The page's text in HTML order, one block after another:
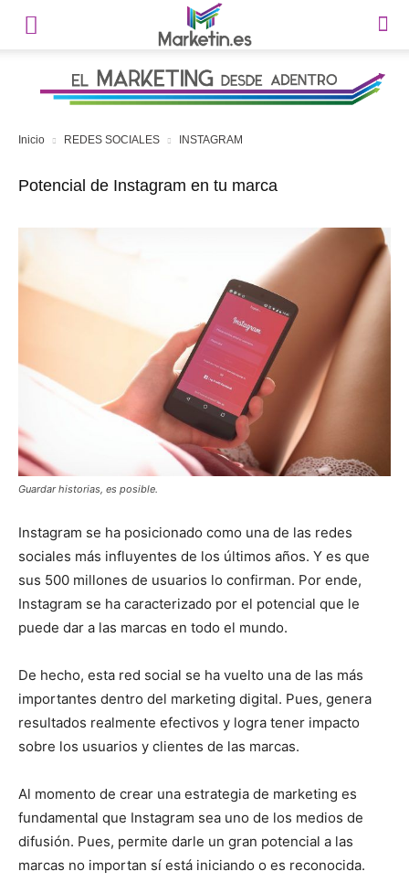
Inicio REDES SOCIALES INSTAGRAM
Potencial de Instagram en tu marca
Guardar historias, es posible.
Instagram se ha posicionado como una de las redes
sociales más influyentes de los últimos años. Y es que
sus 500 millones de usuarios lo confirman. Por ende,
Instagram se ha caracterizado por el potencial que le
puede dar a las marcas en todo el mundo.
De hecho, esta red social se ha vuelto una de las más
importantes dentro del marketing digital. Pues, genera
resultados realmente efectivos y logra tener impacto
sobre los usuarios y clientes de las marcas.
Al momento de crear una estrategia de marketing es
fundamental que Instagram sea uno de los medios de
difusión. Pues, permite darle un gran potencial a las
marcas no importan sí está iniciando o es reconocida.